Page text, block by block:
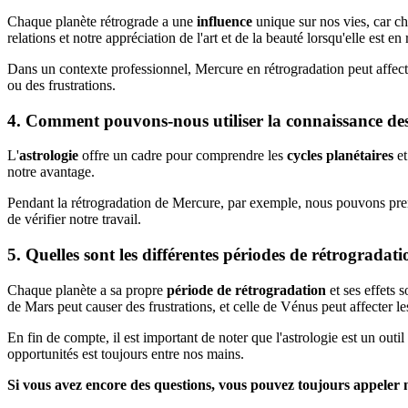
Chaque planète rétrograde a une influence unique sur nos vies, car
relations et notre appréciation de l'art et de la beauté lorsqu'elle est en
Dans un contexte professionnel, Mercure en rétrogradation peut
ou des frustrations.
4. Comment pouvons-nous utiliser la connaissance
L'astrologie offre un cadre pour comprendre les cycles planétaires
notre avantage.
Pendant la rétrogradation de Mercure, par exemple, nous pouvons
de vérifier notre travail.
5. Quelles sont les différentes périodes de
Chaque planète a sa propre période de rétrogradation et ses effets
de Mars peut causer des frustrations, et celle de Vénus peut affecter
En fin de compte, il est important de noter que l'astrologie est un
opportunités est toujours entre nos mains.
Si vous avez encore des questions, vous pouvez toujours